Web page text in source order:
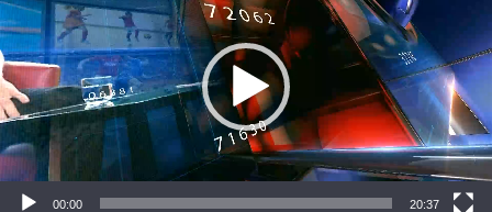
d
e
o
-
P
l
a
00:00 20:37